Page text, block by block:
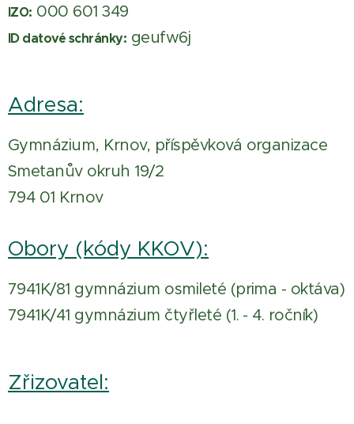
IZO: 000 601 349
ID datové schránky: geufw6j
Adresa:
Gymnázium, Krnov, příspěvková organizace
Smetanův okruh 19/2
794 01 Krnov
Obory (kódy KKOV):
7941K/81 gymnázium osmileté (prima - oktáva)
7941K/41 gymnázium čtyřleté (1. - 4. ročník)
Zřizovatel: